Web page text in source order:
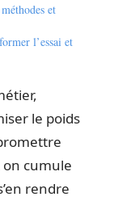
et
l’essai et
le poids
on cumule
rendre